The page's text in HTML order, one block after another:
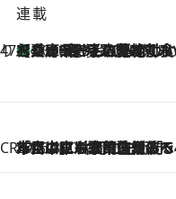
連載
47都道府県の手みやげ ひんやりスイーツで夏を満喫
2026.8.8
【兵庫県】この夏絶対食べたい 冷やしておいしいおやつ3選 淡路島の恵みをジェラートに集約
CREA'S CHOICE
2026.8.7
「立川にも歌舞伎があるんだよ」 片岡仁左衛門・市川中車ら豪華座組みで4年目の立川立飛歌舞伎へ